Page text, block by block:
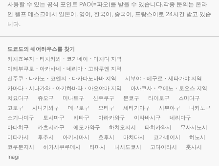
사용할 수 있는 공식 포인트 PAO(=파오)를 받을 수 있습니다.각종 문의는 온라
인 헬프 데스크에서 일본어, 영어, 한국어, 중국어, 프랑스어로 24시간 받고 있습
니다.
도쿄도의 쉐어하우스를 찾기
키치죠우지・타치카와・코가네이・마치다 지역
이케부쿠로・아카바네・네리마・고라쿠엔 지역
신주쿠・나카노・코엔지・다카다노바바 지역
시부야・메구로・세타가야 지역
카마타・시나가와・아키하바라・아오야마 지역
아사쿠사・우에노・토요스 지역
치요다구
쥬오구 미나토구 신주쿠구 분쿄구 타이토구
스미다구
고토구
시나가와구 메구로구 오타구 세타가야구 시부야구
나카노구
스기나미구
토시마구 키타구 아라카와구 이타바시구
네리마구
아다치구
카츠시카구 에도가와구 하치오지시 타치카와시
무사시노시
미타카시
후추시 아키시마시 쵸후시 마치다시 코가네이시
히노시
코쿠분지시
히가시쿠루메시 타마시 니시도쿄시 고다이라시
훗사시
Inagi